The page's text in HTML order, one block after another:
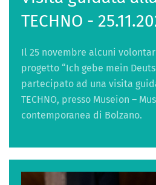
TECHNO -
Il 25 novembre alcuni
progetto “Ich gebe mein
partecipato ad una visita
TECHNO, presso Museion –
contemporanea di Bolzano.